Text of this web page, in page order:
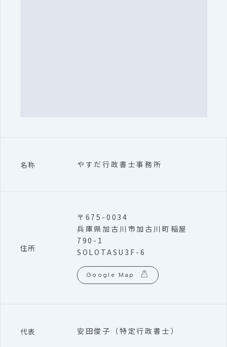
名称 やすだ行政書士事務所
住所
〒675-0034
兵庫県加古川市加古川町稲屋
790-1
SOLOTASU3F-6
Google Map
代表 安田俊子（特定行政書士）